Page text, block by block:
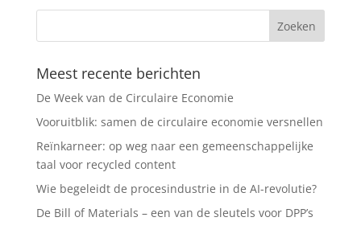
Meest recente berichten
De Week van de Circulaire Economie
Vooruitblik: samen de circulaire economie versnellen
Reïnkarneer: op weg naar een gemeenschappelijke
taal voor recycled content
Wie begeleidt de procesindustrie in de AI-revolutie?
De Bill of Materials – een van de sleutels voor DPP’s